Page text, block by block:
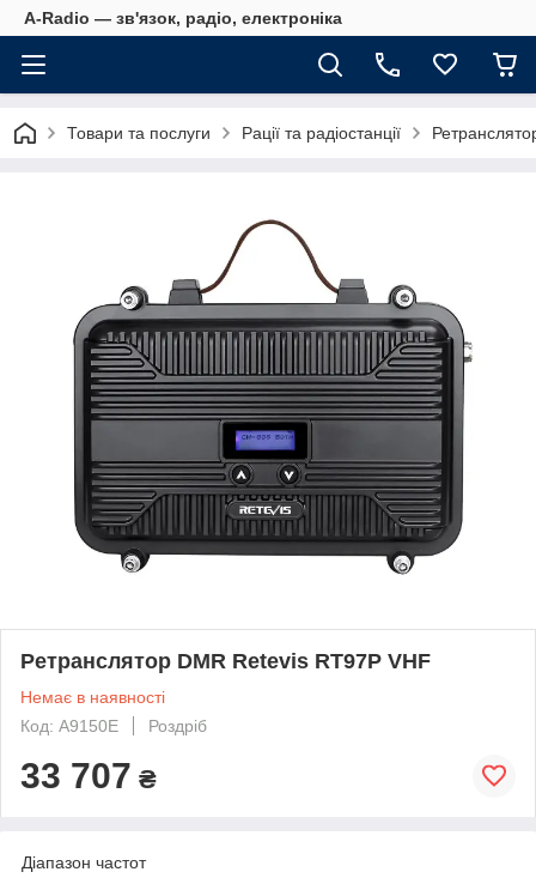
A-Radio — зв'язок, радіо, електроніка
Товари та послуги Рації та радіостанції
Ретранслятор DMR Retevis RT97P VHF
Немає в наявності
Код: A9150E
Роздріб
33 707 ₴
Діапазон частот